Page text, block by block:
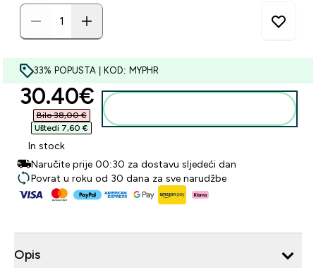
33% POPUSTA | KOD: MYPHR
discounted price
30.40€‎
Bilo 38,00 €‎
Uštedi 7,60 €‎
In stock
Naručite prije 00:30 za dostavu sljedeći dan
Povrat u roku od 30 dana za sve narudžbe
Opis